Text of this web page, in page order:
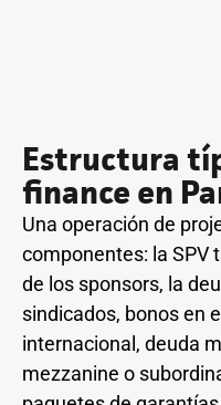
Estructura
finance en
Una operación de
componentes: la SPV
de los sponsors, la
sindicados, bonos en
internacional, deuda
mezzanine o